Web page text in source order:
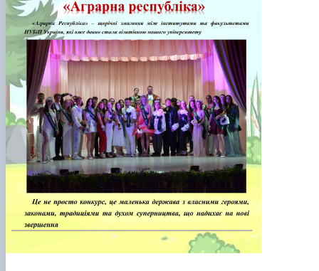
КОРЕНЬ Володимир Анатолійович
- 08.02.2025 р.), випускник 2013 рок…
ЛАЗЕБНИК Іван Вікторович (25.02.1993 -
17.09.2023 р.), випускник 2019 року, спі…
ЛЕВЧЕНКО Валентин Віталійович
19.07.2022 р.), студент 1-го курсу …
ЛІЧНИЙ Юрій Русланович (06.05.1996 -
15.12.2024 р.), випускник 2019 року.
МИКУЛІЧ Богдан Олексійович (07.08.1991
-12.07.2023 р.), випускник 2013 року.
МИРОНЕНКО Михайло Вікторович
- 24.05.2024 р.), випускник 1999 року.
МУЗИЧЕНКО Костянтин Вікторович
(18.02.1993 – 13.02.2023 р.), випускник 2021
рок…
ОБЛОМЕЙ Семен Олександрович
- 21.06.2022 р.), студент 3-го курсу 20…